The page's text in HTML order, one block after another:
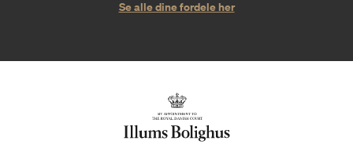
Se alle dine fordele her